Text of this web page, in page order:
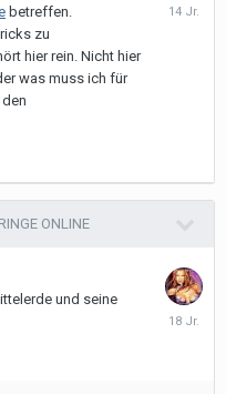
betreffen.
zu
hier rein. Nicht hier
was muss ich für
16.
ONLINE
und seine
11.